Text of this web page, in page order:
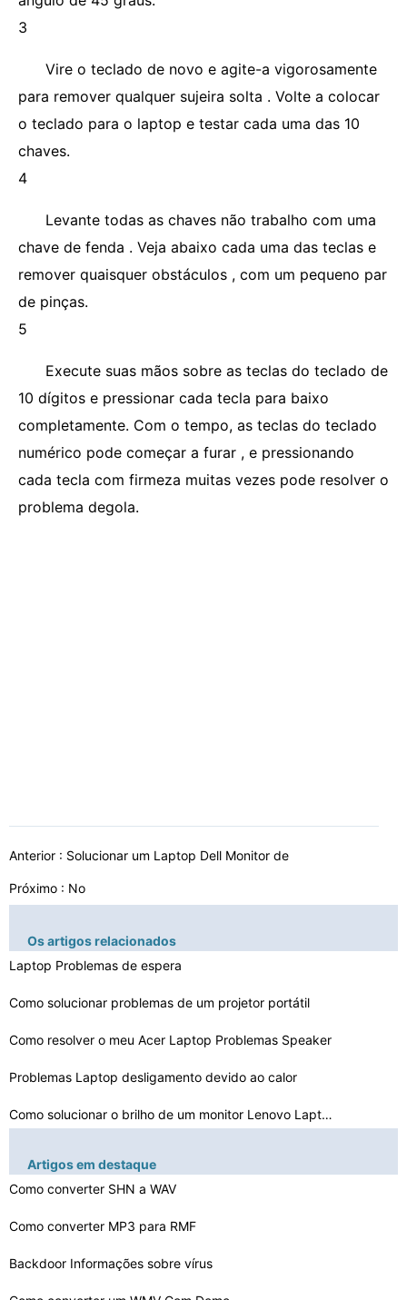
3
Vire o teclado de novo e agite-a vigorosamente
para remover qualquer sujeira solta . Volte a colocar
o teclado para o laptop e testar cada uma das 10
chaves.
4
Levante todas as chaves não trabalho com uma
chave de fenda . Veja abaixo cada uma das teclas e
remover quaisquer obstáculos , com um pequeno par
de pinças.
5
Execute suas mãos sobre as teclas do teclado de
10 dígitos e pressionar cada tecla para baixo
completamente. Com o tempo, as teclas do teclado
numérico pode começar a furar , e pressionando
cada tecla com firmeza muitas vezes pode resolver o
problema degola.
Anterior : Solucionar um Laptop Dell Monitor de
Próximo : No
Os artigos relacionados
Laptop Problemas de espera
Como solucionar problemas de um projetor portátil
Como resolver o meu Acer Laptop Problemas Speaker
Problemas Laptop desligamento devido ao calor
Como solucionar o brilho de um monitor Lenovo Laptop
Porto Problemas Replicator com o laptop Dell D600
Problemas na configuração de cor HP Laptop
Como solucionar a WLAN no meu laptop
Artigos em destaque
Como converter SHN a WAV
Como converter MP3 para RMF
Backdoor Informações sobre vírus